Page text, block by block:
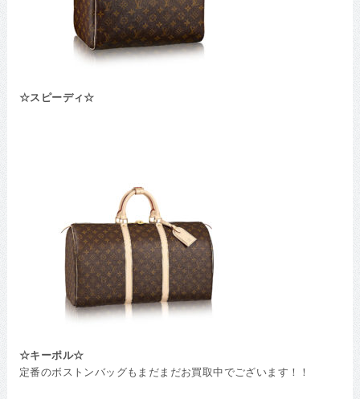
☆スピーディ☆
☆キーポル☆
定番のボストンバッグもまだまだお買取中でございます！！